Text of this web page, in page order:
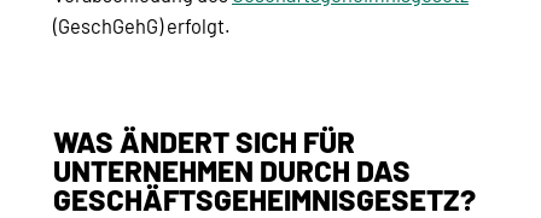
(GeschGehG) erfolgt.
WAS ÄNDERT SICH FÜR
UNTERNEHMEN DURCH DAS
GESCHÄFTSGEHEIMNISGESETZ?